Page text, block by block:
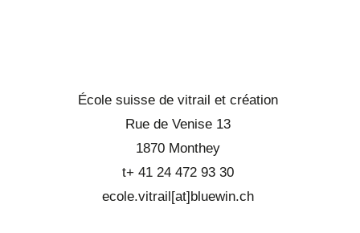
École suisse de vitrail et création
Rue de Venise 13
1870 Monthey
t+ 41 24 472 93 30
ecole.vitrail[at]bluewin.ch